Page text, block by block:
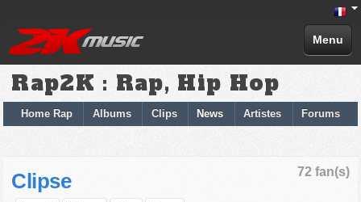
Menu
Rap2K : Rap, Hip Hop
Home Rap Albums Clips News Artistes Forums
72 fan(s)
Clipse